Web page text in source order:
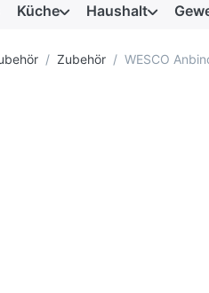
Küche Haushalt
Zubehör WESCO